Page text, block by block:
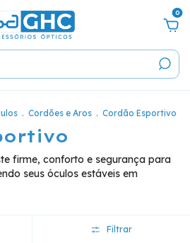
0
. Cordões e Aros . Cordão Esportivo
firme, conforto e segurança para
seus óculos estáveis em
Filtrar